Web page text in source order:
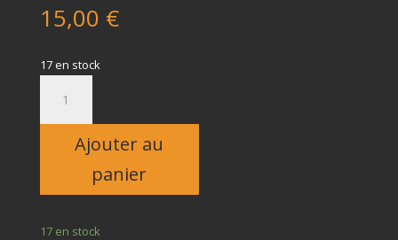
15,00 €
17 en stock
Adulte
Ajouter au
panier
17 en stock